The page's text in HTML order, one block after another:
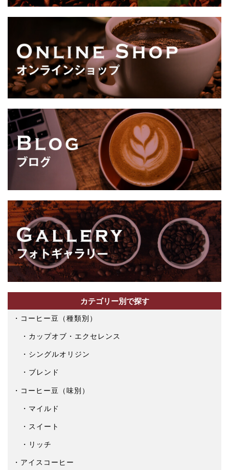
り
ま
す。
オ
プ
シ
ョ
ン
は
商
品
ペ
ー
ジ
か
ら
選
で
き
ま
す
カテゴリー別で探す
コーヒー豆（種類別）
カップオブ・エクセレンス
シングルオリジン
ブレンド
コーヒー豆（味別）
マイルド
スイート
リッチ
アイスコーヒー